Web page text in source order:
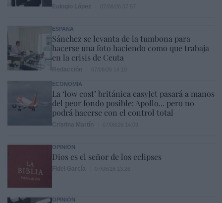
ESPAÑA
Sánchez se levanta de la tumbona para
hacerse una foto haciendo como que trabaja
en la crisis de Ceuta
ECONOMÍA
La ‘low cost’ británica easyJet pasará a manos
del peor fondo posible: Apollo... pero no
podrá hacerse con el control total
OPINIÓN
Dios es el señor de los eclipses
OPINIÓN